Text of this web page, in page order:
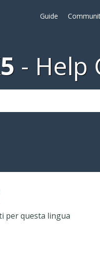
Guide
Help
per questa lingua